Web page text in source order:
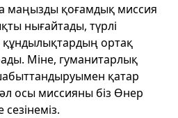
маңызды қоғамдық миссия
нығайтады, түрлі
құндылықтардың ортақ
Міне, гуманитарлық
қатар
осы миссияны біз Өнер